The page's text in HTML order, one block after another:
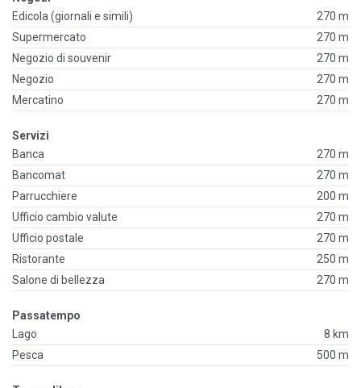
Edicola (giornali e simili)
270 m
Supermercato
270 m
Negozio di souvenir
270 m
Negozio
270 m
Mercatino
270 m
Servizi
Banca
270 m
Bancomat
270 m
Parrucchiere
200 m
Ufficio cambio valute
270 m
Ufficio postale
270 m
Ristorante
250 m
Salone di bellezza
270 m
Passatempo
Lago
8 km
Pesca
500 m